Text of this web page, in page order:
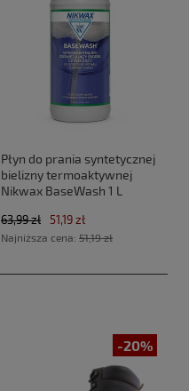
Płyn do prania syntetycznej
bielizny termoaktywnej
Nikwax BaseWash 1 L
63,99 zł 51,19 zł
Najniższa cena: 51,19 zł
-20%